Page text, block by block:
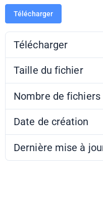
Télécharger
Télécharger
Taille du fichier
Nombre de fichiers
Date de création
Dernière mise à